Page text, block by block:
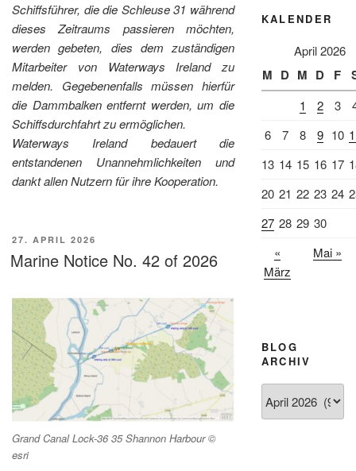
Schiffsführer, die die Schleuse 31 während
dieses Zeitraums passieren möchten,
werden gebeten, dies dem zuständigen
Mitarbeiter von Waterways Ireland zu
melden. Gegebenenfalls müssen hierfür
die Dammbalken entfernt werden, um die
Schiffsdurchfahrt zu ermöglichen.
Waterways Ireland bedauert die
entstandenen Unannehmlichkeiten und
dankt allen Nutzern für ihre Kooperation.
VERÖFFENTLICHT
AM
27. APRIL 2026
Marine Notice No. 42 of 2026
Grand Canal Lock-36 35 Shannon Harbour ©
esri
KALENDER
April 2026
M D M D F
1 2 3
6
7 8 9 10
13 14 15 16 17
20 21 22 23 24
27 28 29 30
«
März
Mai »
BLOG
ARCHIV
Archiv